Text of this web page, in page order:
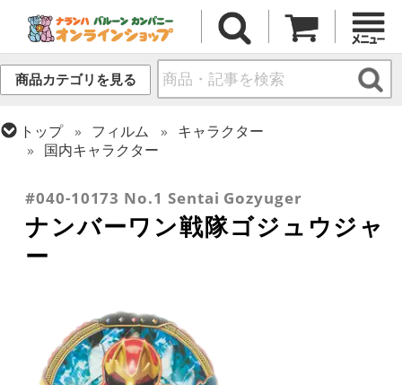
商品カテゴリを見る
トップ フィルム
キャラクター
国内キャラクター
ひなまつり・こどもの日
#040-10173 No.1 Sentai Gozyuger
ナンバーワン戦隊ゴジュウジャ
ー